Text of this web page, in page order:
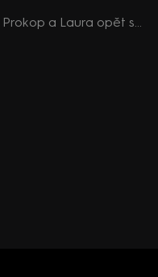
Modrý kód (256): Prokop a Laura opět spolu